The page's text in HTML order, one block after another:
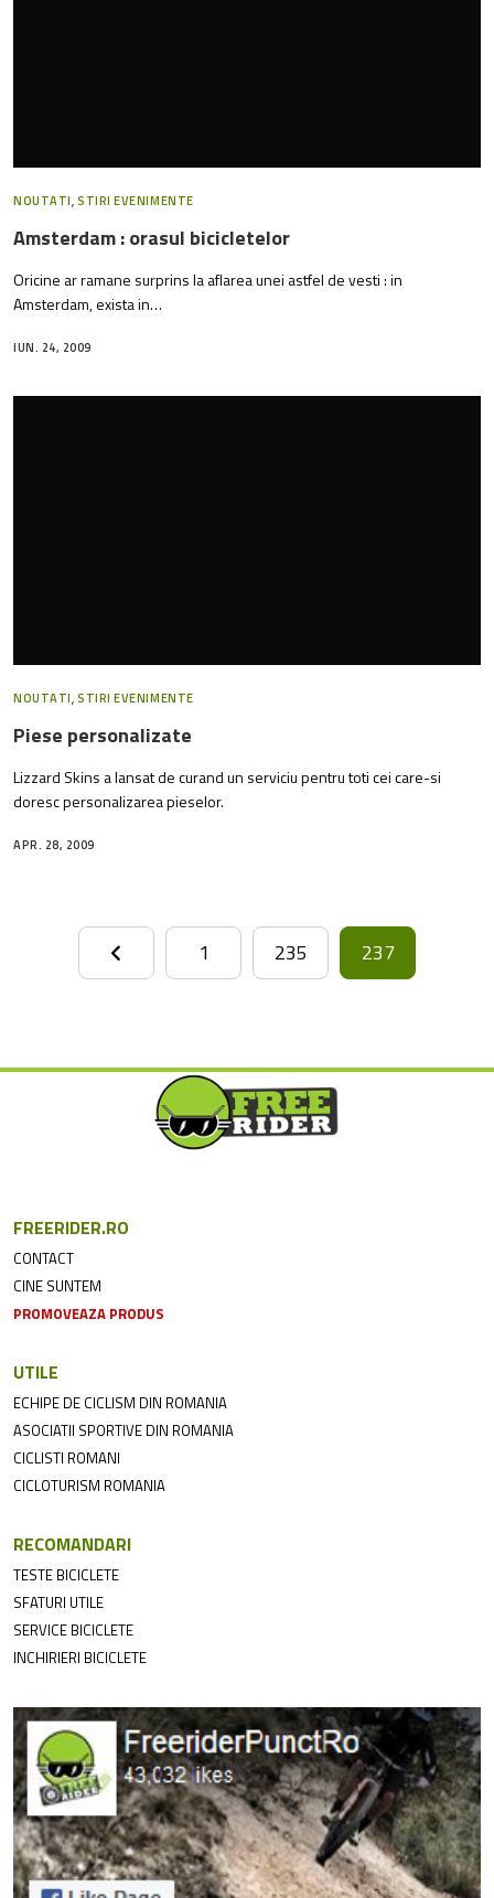
NOUTATI,STIRI EVENIMENTE
Amsterdam : orasul bicicletelor
Oricine ar ramane surprins la aflarea unei astfel de vesti : in
Amsterdam, exista in…
IUN. 24, 2009
NOUTATI,STIRI EVENIMENTE
Piese personalizate
Lizzard Skins a lansat de curand un serviciu pentru toti cei care-si
doresc personalizarea pieselor.
APR. 28, 2009
1 235 237
FREERIDER.RO
CONTACT
CINE SUNTEM
PROMOVEAZA PRODUS
UTILE
ECHIPE DE CICLISM DIN ROMANIA
ASOCIATII SPORTIVE DIN ROMANIA
CICLISTI ROMANI
CICLOTURISM ROMANIA
RECOMANDARI
TESTE BICICLETE
SFATURI UTILE
SERVICE BICICLETE
INCHIRIERI BICICLETE